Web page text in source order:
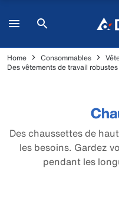
Home Consommables
Des vêtements de travail robustes
Des chaussettes de
les besoins. Gardez
pendant les